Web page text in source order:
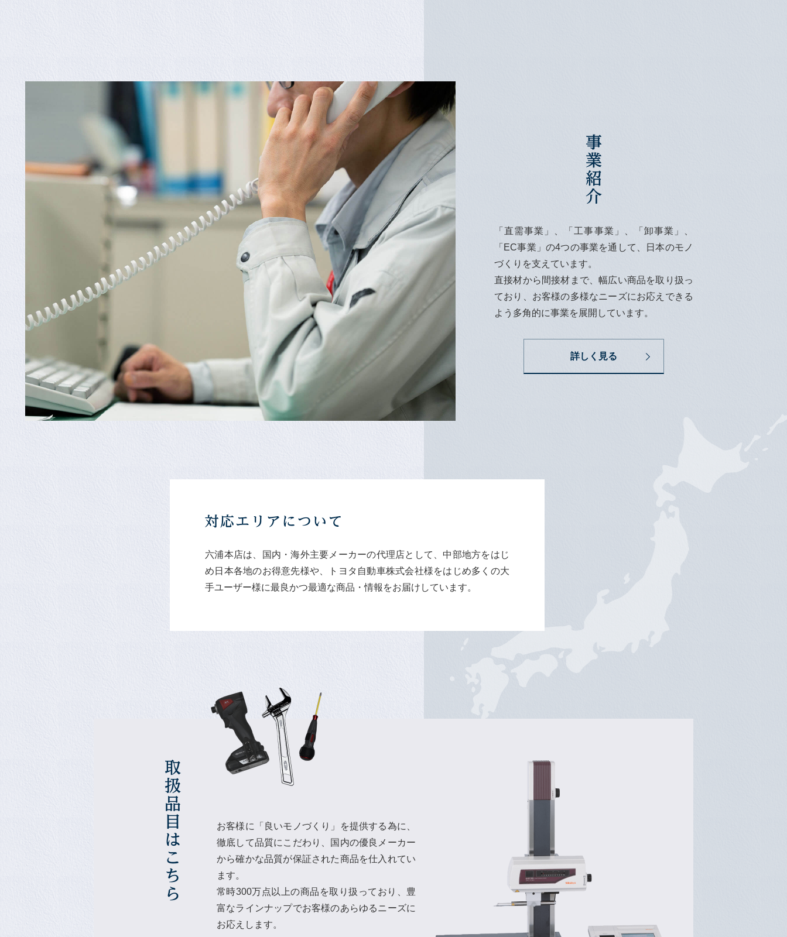
「直需事業」、「工事事業」、「卸事業」、
「EC事業」の4つの事業を通して、日本のモノ
づくりを支えています。
直接材から間接材まで、幅広い商品を取り扱っ
ており、お客様の多様なニーズにお応えできる
よう多角的に事業を展開しています。
詳しく見る
六浦本店は、国内・海外主要メーカーの代理店として、中部地方をはじ
め日本各地のお得意先様や、トヨタ⾃動⾞株式会社様をはじめ多くの大
手ユーザー様に最良かつ最適な商品・情報をお届けしています。
お客様に「良いモノづくり」を提供する為に、
徹底して品質にこだわり、国内の優良メーカー
から確かな品質が保証された商品を仕入れてい
ます。
常時300万点以上の商品を取り扱っており、豊
富なラインナップでお客様のあらゆるニーズに
お応えします。